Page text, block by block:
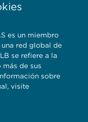
es un miembro
red global de
se refiere a la
de sus
sobre
visite